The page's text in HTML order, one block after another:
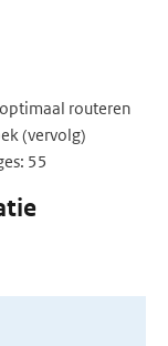
optimaal routeren
(vervolg)
55